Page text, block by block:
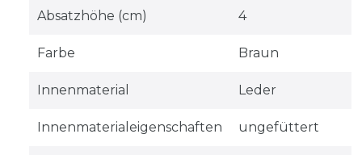
Absatzhöhe (cm) 4
Farbe Braun
Innenmaterial Leder
Innenmaterialeigenschaften ungefüttert